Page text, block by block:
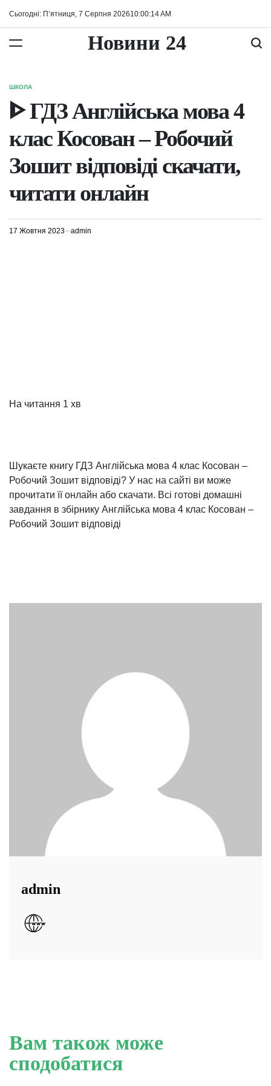
Сьогодні: П’ятниця, 7 Серпня 202610:00:14AM
Новини 24
ОПУБЛІКУВАТИ
У
ШКОЛА
ᐈ ГДЗ Англійська мова 4
клас Косован – Робочий
Зошит відповіді скачати,
читати онлайн
17 Жовтня 2023 admin
На читання 1 хв
Шукаєте книгу ГДЗ Англійська мова 4 клас Косован –
Робочий Зошит відповіді? У нас на сайті ви може
прочитати її онлайн або скачати. Всі готові домашні
завдання в збірнику Англійська мова 4 клас Косован –
Робочий Зошит відповіді
admin
Вам також може
сподобатися